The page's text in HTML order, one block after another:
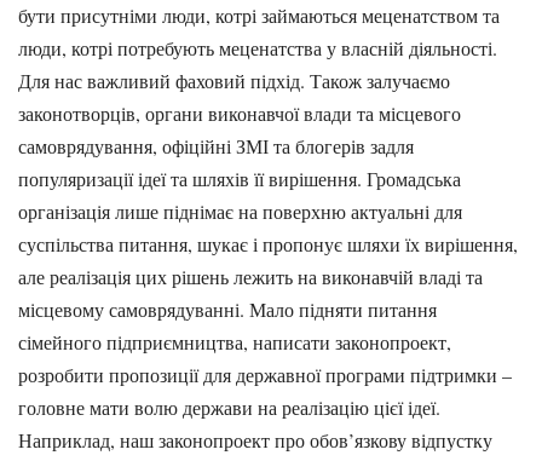
бути присутніми люди, котрі займаються меценатством та
люди, котрі потребують меценатства у власній діяльності.
Для нас важливий фаховий підхід. Також залучаємо
законотворців, органи виконавчої влади та місцевого
самоврядування, офіційні ЗМІ та блогерів задля
популяризації ідеї та шляхів її вирішення. Громадська
організація лише піднімає на поверхню актуальні для
суспільства питання, шукає і пропонує шляхи їх вирішення,
але реалізація цих рішень лежить на виконавчій владі та
місцевому самоврядуванні. Мало підняти питання
сімейного підприємництва, написати законопроект,
розробити пропозиції для державної програми підтримки –
головне мати волю держави на реалізацію цієї ідеї.
Наприклад, наш законопроект про обов’язкову відпустку